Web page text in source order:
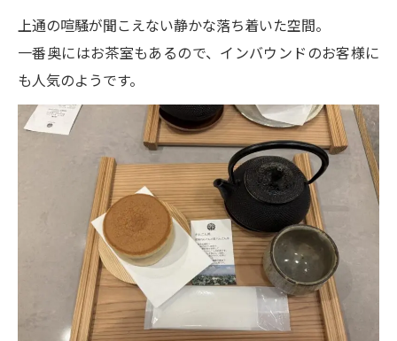
上通の喧騒が聞こえない静かな落ち着いた空間。
一番奥にはお茶室もあるので、インバウンドのお客様に
も人気のようです。